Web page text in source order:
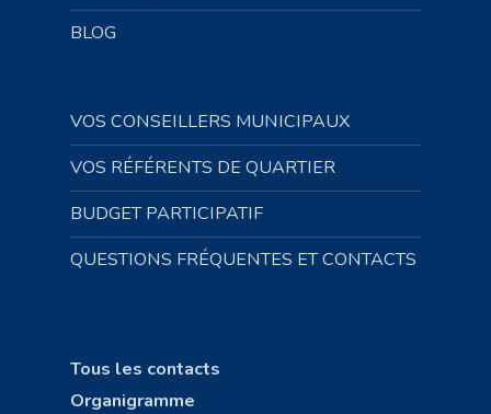
BLOG
VOS CONSEILLERS MUNICIPAUX
VOS RÉFÉRENTS DE QUARTIER
BUDGET PARTICIPATIF
QUESTIONS FRÉQUENTES ET CONTACTS
Tous les contacts
Organigramme